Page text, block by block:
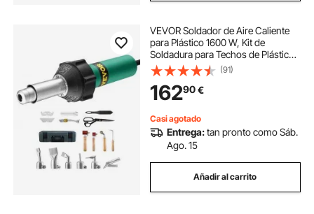
VEVOR Soldador de Aire Caliente
para Plástico 1600 W, Kit de
Soldadura para Techos de Plástico
con 17 Accesorios: Caja de
Herramientas, Boquilla, Rodillo,
Cuchillas para PP/PE/PVC, 330 x 95
x 56 mm
(91)
16290€
Casi agotado
Entrega:tan pronto como Sáb.
Ago. 15
Añadir al carrito